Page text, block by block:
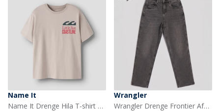
Name It
Name It Drenge Hila T-shirt Chateau Gray
Wrangler
Wrangler Drenge Frontier Afslappet Pasform Jeans Dark Space